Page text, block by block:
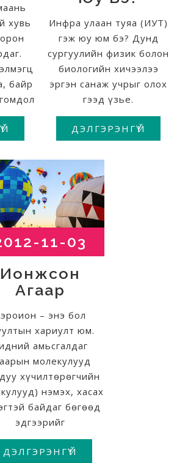
хувь
байр
Инфра улаан туяа (ИУТ)
гэж юу юм бэ? Дунд
сургуулийн физик болон
биологийн хичээлээ
эргэн санаж учрыг олох
гээд үзье.
ДЭЛГЭРЭНГҮЙ
11-03
Ионжсон
Агаар
– энэ бол
хариулт юм.
амьсгалдаг
молекулууд
хүчилтөрөгчийн
нэмэх, хасах
байдаг бөгөөд
эдгээрийг
ДЭЛГЭРЭНГҮЙ